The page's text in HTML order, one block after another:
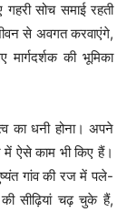
सोच समाई रहती
से अवगत करवाएंगे,
की भूमिका
का धनी होना। अपने
ऐसे काम भी किए हैं।
गांव की रज में पले-
सीढ़ियां चढ़ चुके हैं,